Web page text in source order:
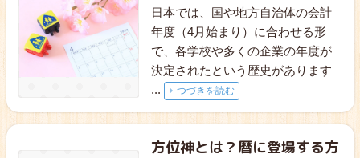
日本では、国や地方自治体の会計
年度（4月始まり）に合わせる形
で、各学校や多くの企業の年度が
決定されたという歴史があります
...
つづきを読む
方位神とは？暦に登場する方